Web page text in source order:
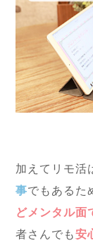
加えてリモ活
事でもあるた
どメンタル面
者さんでも安